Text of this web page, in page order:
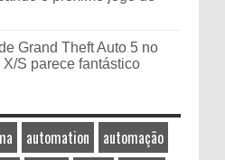
Grand Theft Auto 5 no
S parece fantástico
automation
automação